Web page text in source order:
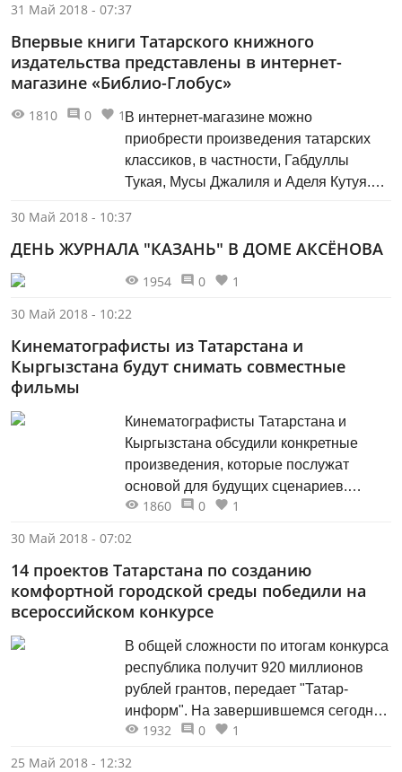
театр отправится в Германию, в город
Ганновер, где 19 и 20 июня на сцене
государственного городского
Schauspiel - театра сыграет "Безумный
день, или Женитьба...
31 Май 2018 - 07:37
Впервые книги Татарского книжного
издательства представлены в интернет-
магазине «Библио-Глобус»
В интернет-магазине можно
приобрести произведения татарских
классиков, в частности, Габдуллы
Тукая, Мусы Джалиля и Аделя Кутуя.
издательства теперь можно
приобрести в крупнейшем интернет-
«Татар-информ». В целях
продвижения татарской литературы и
татарских авторов Татарское книжное
издательство договорилось о
магазине...
1810 0 1
30 Май 2018 - 10:37
ДЕНЬ ЖУРНАЛА "КАЗАНЬ" В ДОМЕ АКСЁНОВА
1954 0
1
30 Май 2018 - 10:22
Кинематографисты из Татарстана и
Кыргызстана будут снимать совместные
фильмы
Кинематографисты Татарстана и
Кыргызстана обсудили конкретные
произведения, которые послужат
основой для будущих сценариев.
Кинематографисты Татарстана и
«Татаркино» продюсер Миляуша
Айтуганова/ С 23 по 25 мая в Бишкеке
состоялись Дни татарстанского кино. В
течение трех дней зрителям показали
татарстанские полнометражные и
короткометражныеленты....
1860 0
1
30 Май 2018 - 07:02
14 проектов Татарстана по созданию
комфортной городской среды победили на
всероссийском конкурсе
В общей сложности по итогам конкурса
республика получит 920 миллионов
рублей грантов, передает "Татар-
информ". На завершившемся сегодня
Всероссийском конкурсе лучших
1932 0
1
25 Май 2018 - 12:32